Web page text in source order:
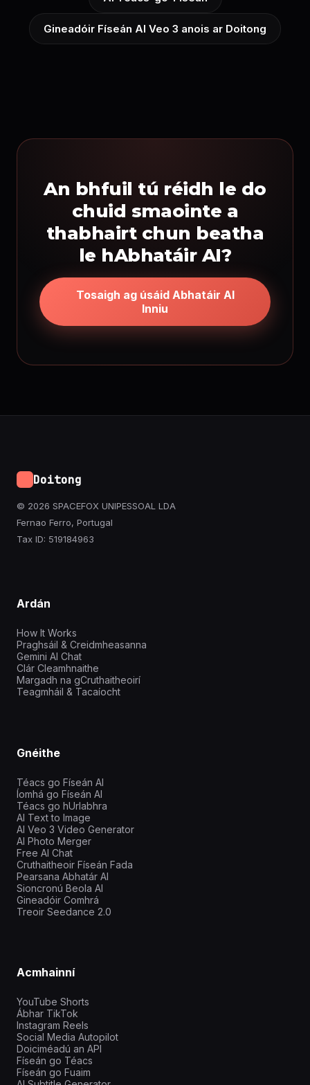
Gineadóir Físeán AI Veo 3 anois ar Doitong
An bhfuil tú réidh le do
chuid smaointe a
thabhairt chun beatha
le hAbhatáir AI?
Tosaigh ag úsáid Abhatáir AI
Inniu
Doitong
© 2026 SPACEFOX UNIPESSOAL LDA
Fernao Ferro, Portugal
Tax ID: 519184963
Ardán
How It Works
Praghsáil & Creidmheasanna
Gemini AI Chat
Clár Cleamhnaithe
Margadh na gCruthaitheoirí
Teagmháil & Tacaíocht
Gnéithe
Téacs go Físeán AI
Íomhá go Físeán AI
Téacs go hUrlabhra
AI Text to Image
AI Veo 3 Video Generator
AI Photo Merger
Free AI Chat
Cruthaitheoir Físeán Fada
Pearsana Abhatár AI
Sioncronú Beola AI
Gineadóir Comhrá
Treoir Seedance 2.0
Acmhainní
YouTube Shorts
Ábhar TikTok
Instagram Reels
Social Media Autopilot
Doiciméadú an API
Físeán go Téacs
Físeán go Fuaim